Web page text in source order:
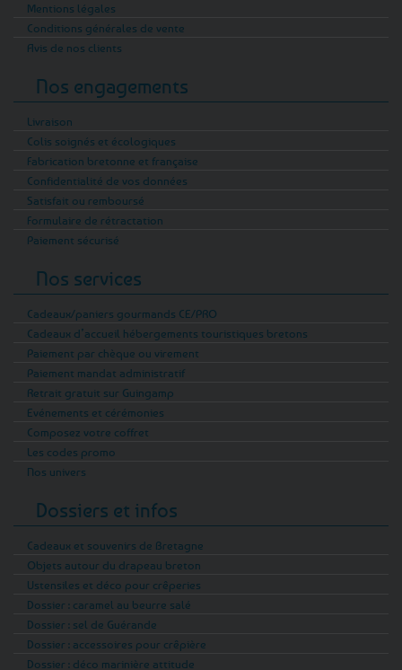
marron de Redon, cocos Paimpolais,
potimarrons : chaque recette est
merveilleusement associée à ce qu'il faut
légumes bruts issus de nos champs.
Et si l'apéro c'est important, vos plats de
résistance ne seront pas en reste pour offrir à
votre foyer ou à vos amis un repas breton de
circonstance : laissez-vous tenter par nos
pâtes bretonnes originales aux algues ou
encore au sarrasin. Oubliez les pâtes
italien mais à la bretonne : al dente, iodées,
avec un léger goût de noisette typique du
sarrasin. Parfaites avec un filet d’huile d’olive,
une pointe de beurre salé ou encore quelques
coquillages sautés, elles feront chanter votre
Et pour ceux qui recherchent des plats
authentiques à déguster sur le pouce,
découvrez nos plats cuisinés bretons dont
breton mijoté lentement avec du bœuf tendre,
fait toute l'originalité de ce pot-au-feu breton.
Livré directement chez vous, c’est un véritable
festin breton qui s'offre à vous. Et n’oublions
pas les fameux cocos de Paimpol, ces haricots
blancs ultra-tendres et délicats, mitonnés avec
amour pour accompagner vos plats préférés.
Mentions légales
Conditions générales de vente
Avis de nos clients
Nos engagements
Livraison
Colis soignés et écologiques
Fabrication bretonne et française
Confidentialité de vos données
Satisfait ou remboursé
Formulaire de rétractation
Paiement sécurisé
Nos services
Cadeaux/paniers gourmands CE/PRO
Cadeaux d’accueil hébergements touristiques bretons
Paiement par chèque ou virement
Paiement mandat administratif
Retrait gratuit sur Guingamp
Evénements et cérémonies
Composez votre coffret
Les codes promo
Nos univers
Dossiers et infos
Cadeaux et souvenirs de Bretagne
Objets autour du drapeau breton
Ustensiles et déco pour crêperies
Dossier : caramel au beurre salé
Dossier : sel de Guérande
Dossier : accessoires pour crêpière
Dossier : déco marinière attitude